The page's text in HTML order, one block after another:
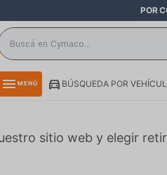
POR
menu MENÚ BÚSQUEDA POR
sitio web y elegir